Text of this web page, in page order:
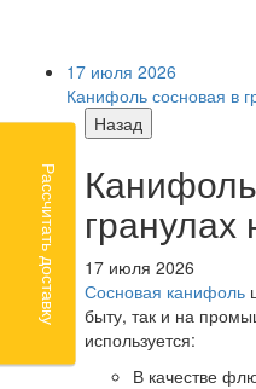
17 июля 2026
Канифоль сосновая в
Назад
гранулах
17 июля 2026
Сосновая канифоль
быту, так и на
используется:
В качестве
Рассчитать доставку